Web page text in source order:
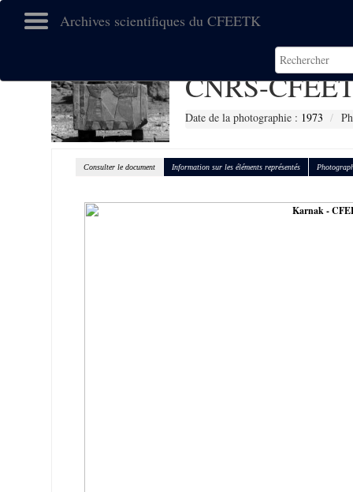
Archives scientifiques du CFEETK
CNRS-
Date de la photographie : 1973
Consulter le document Information sur les éléments représentés